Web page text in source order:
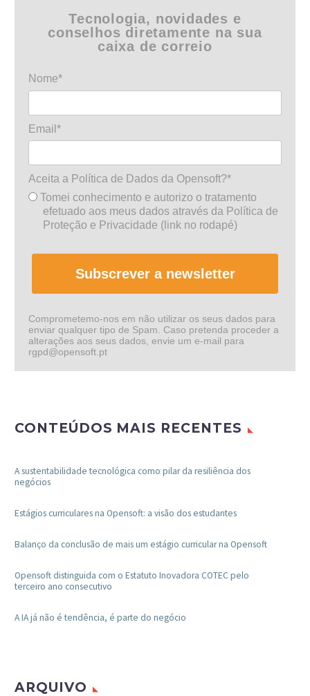
Tecnologia, novidades e
conselhos diretamente na sua
caixa de correio
Nome*
Email*
Aceita a Política de Dados da Opensoft?*
Tomei conhecimento e autorizo o tratamento
efetuado aos meus dados através da Política de
Proteção e Privacidade (link no rodapé)
Subscrever a newsletter
Comprometemo-nos em não utilizar os seus dados para
enviar qualquer tipo de Spam. Caso pretenda proceder a
alterações aos seus dados, envie um e-mail para
rgpd@opensoft.pt
CONTEÚDOS MAIS RECENTES
A sustentabilidade tecnológica como pilar da resiliência dos
negócios
Estágios curriculares na Opensoft: a visão dos estudantes
Balanço da conclusão de mais um estágio curricular na Opensoft
Opensoft distinguida com o Estatuto Inovadora COTEC pelo
terceiro ano consecutivo
A IA já não é tendência, é parte do negócio
ARQUIVO